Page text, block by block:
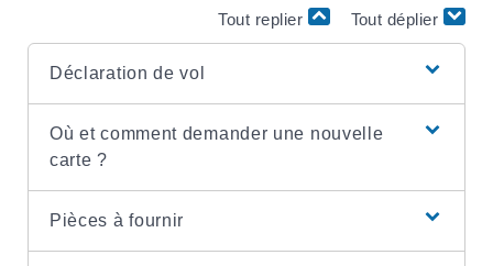
Tout replier
Tout déplier
Déclaration de vol
Où et comment demander une nouvelle
carte ?
Pièces à fournir